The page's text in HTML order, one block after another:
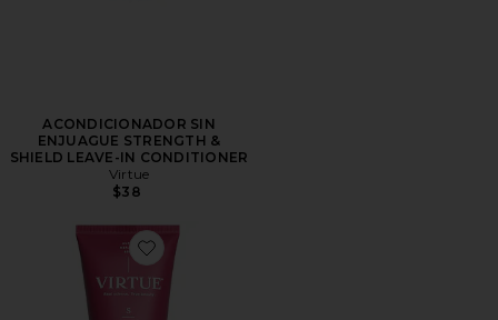
ACONDICIONADOR SIN
ENJUAGUE STRENGTH &
SHIELD LEAVE-IN CONDITIONER
Virtue
$38
Favorite TRATAMIENTO CAPILAR POLISH